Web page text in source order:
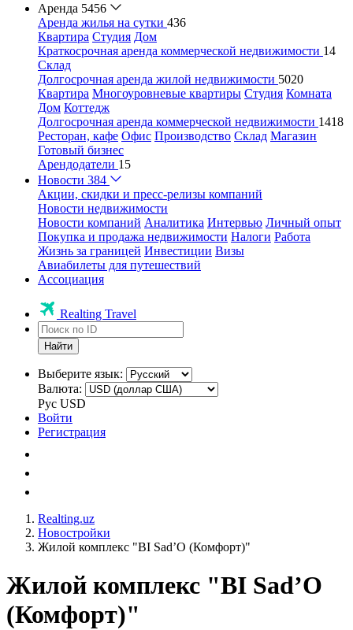
Аренда 5456
Аренда жилья на сутки 436
Квартира Студия Дом
Краткосрочная аренда коммерческой недвижимости 14
Склад
Долгосрочная аренда жилой недвижимости 5020
Квартира Многоуровневые квартиры Студия Комната
Дом Коттедж
Долгосрочная аренда коммерческой недвижимости 1418
Ресторан, кафе Офис Производство Склад Магазин
Готовый бизнес
Арендодатели 15
Новости 384
Акции, скидки и пресс-релизы компаний
Новости недвижимости
Новости компаний Аналитика Интервью Личный опыт
Покупка и продажа недвижимости Налоги Работа
Жизнь за границей Инвестиции Визы
Авиабилеты для путешествий
Ассоциация
Realting Travel
Найти
Выберите язык:
Валюта:
Рус USD
Войти
Регистрация
Realting.uz
Новостройки
Жилой комплекс "BI Sad’O (Комфорт)"
Жилой комплекс "BI Sad’O
(Комфорт)"